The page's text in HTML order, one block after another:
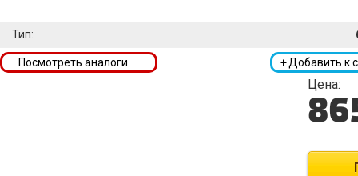
Тип:
+Добавить к
Посмотреть аналоги
Цена: